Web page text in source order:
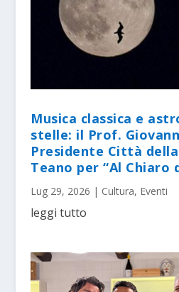
Musica classica e
stelle: il Prof.
Presidente Città della
Teano per “Al Chiaro
Lug 29, 2026 | Cultura, Eventi
leggi tutto